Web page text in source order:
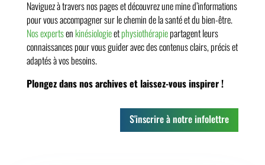
Naviguez à travers nos pages et découvrez une mine d’informations
pour vous accompagner sur le chemin de la santé et du bien-être.
Nos expertsen kinésiologieetphysiothérapiepartagent leurs
connaissances pour vous guider avec des contenus clairs, précis et
adaptés à vos besoins.
Plongez dans nos archives et laissez-vous inspirer !
S'inscrire à notre infolettre